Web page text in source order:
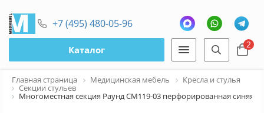
+7 (495) 480-05-96
Каталог 2
Главная страница Медицинская мебель Кресла и стулья
Секции стульев
Многоместная секция Раунд СМ119-03 перфорированная синяя (3